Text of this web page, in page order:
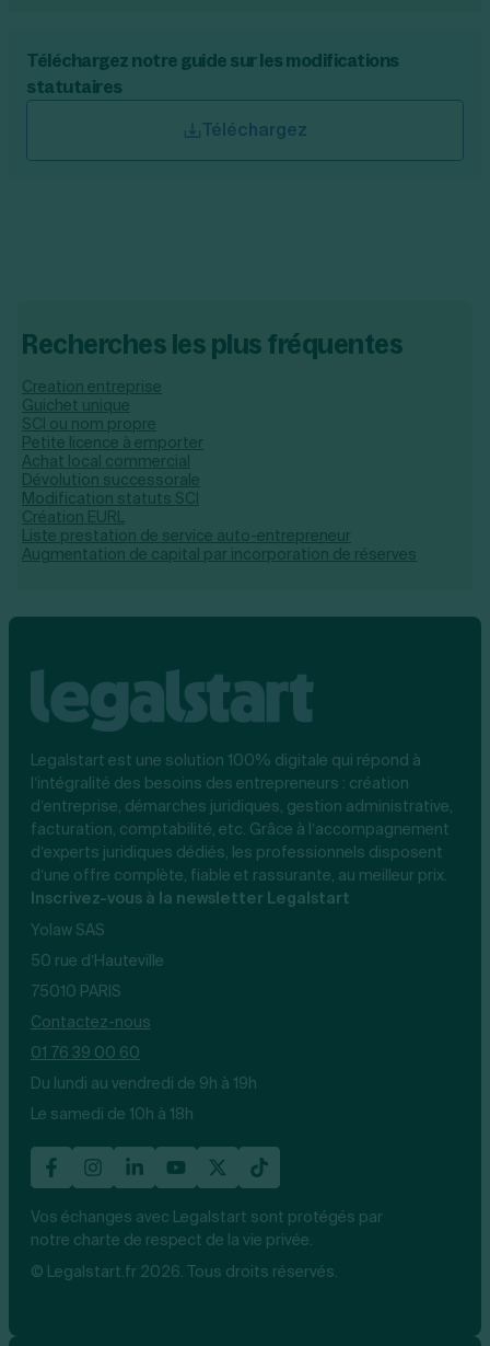
Téléchargez notre guide sur les modifications
statutaires
Téléchargez
Recherches les plus fréquentes
Creation entreprise
Guichet unique
SCI ou nom propre
Petite licence à emporter
Achat local commercial
Dévolution successorale
Modification statuts SCI
Création EURL
Liste prestation de service auto-entrepreneur
Augmentation de capital par incorporation de réserves
Legalstart est une solution 100% digitale qui répond à
l’intégralité des besoins des entrepreneurs : création
d’entreprise, démarches juridiques, gestion administrative,
facturation, comptabilité, etc. Grâce à l’accompagnement
d’experts juridiques dédiés, les professionnels disposent
d’une offre complète, fiable et rassurante, au meilleur prix.
Inscrivez-vous à la newsletter Legalstart
Yolaw SAS
50 rue d’Hauteville
75010 PARIS
Contactez-nous
01 76 39 00 60
Du lundi au vendredi de 9h à 19h
Le samedi de 10h à 18h
Vos échanges avec Legalstart sont protégés par
notre charte de respect de la vie privée.
© Legalstart.fr 2026. Tous droits réservés.